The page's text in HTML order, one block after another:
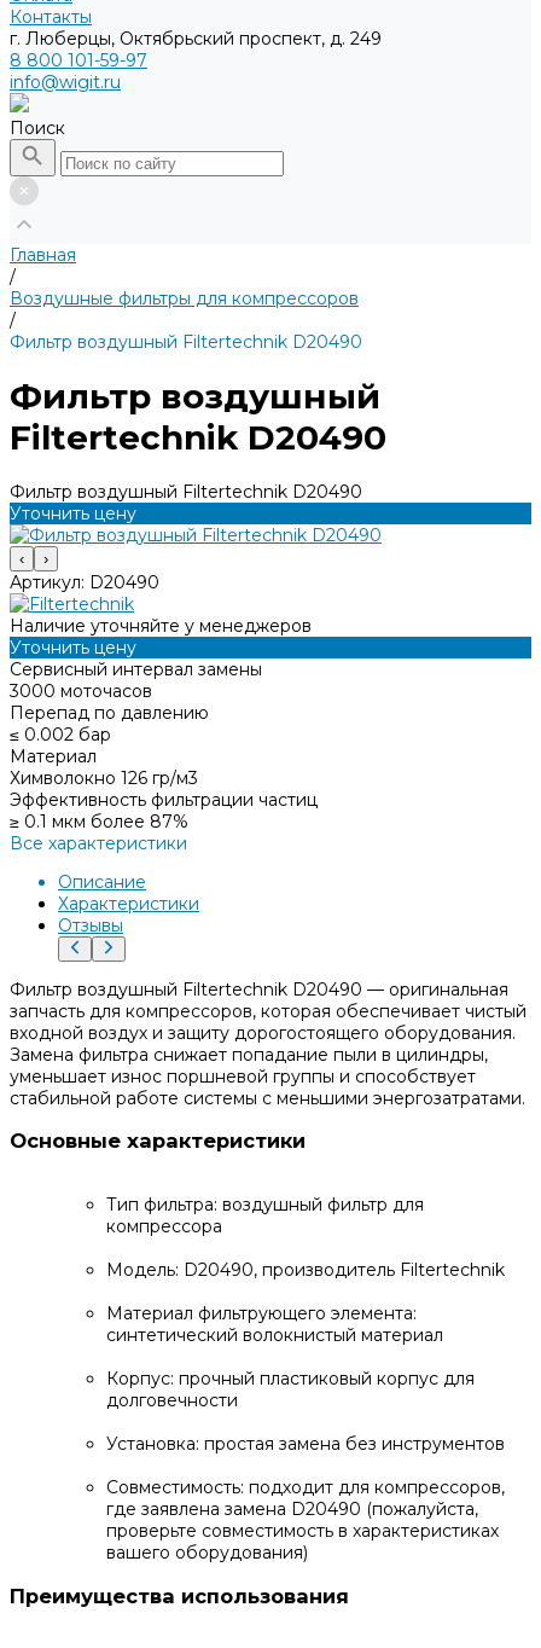
Контакты
г. Люберцы, Октябрьский проспект, д. 249
8 800 101-59-97
info@wigit.ru
Поиск
Главная
/
Воздушные фильтры для компрессоров
/
Фильтр воздушный Filtertechnik D20490
Фильтр воздушный
Filtertechnik D20490
Фильтр воздушный Filtertechnik D20490
Уточнить цену
‹ ›
Артикул: D20490
Наличие уточняйте у менеджеров
Уточнить цену
Сервисный интервал замены
3000 моточасов
Перепад по давлению
≤ 0.002 бар
Материал
Химволокно 126 гр/м3
Эффективность фильтрации частиц
≥ 0.1 мкм более 87%
Все характеристики
Описание
Характеристики
Отзывы
Фильтр воздушный Filtertechnik D20490 — оригинальная
запчасть для компрессоров, которая обеспечивает чистый
входной воздух и защиту дорогостоящего оборудования.
Замена фильтра снижает попадание пыли в цилиндры,
уменьшает износ поршневой группы и способствует
стабильной работе системы с меньшими энергозатратами.
Основные характеристики
Тип фильтра: воздушный фильтр для
компрессора
Модель: D20490, производитель Filtertechnik
Материал фильтрующего элемента:
синтетический волокнистый материал
Корпус: прочный пластиковый корпус для
долговечности
Установка: простая замена без инструментов
Совместимость: подходит для компрессоров,
где заявлена замена D20490 (пожалуйста,
проверьте совместимость в характеристиках
вашего оборудования)
Преимущества использования